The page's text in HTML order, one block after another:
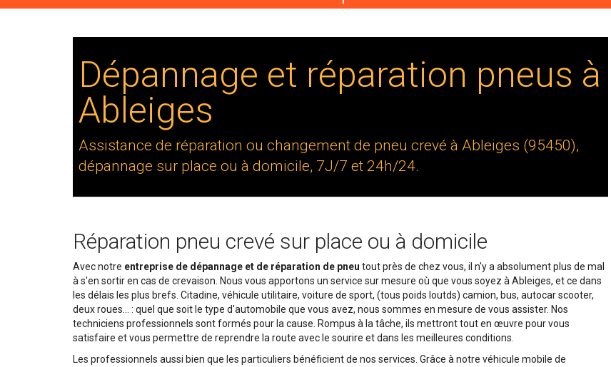
Dépannage et réparation pneus à
Ableiges
Assistance de réparation ou changement de pneu crevé à Ableiges (95450),
dépannage sur place ou à domicile, 7J/7 et 24h/24.
Réparation pneu crevé sur place ou à domicile
Avec notre entreprise de dépannage et de réparation de pneu tout près de chez vous, il n'y a absolument plus de mal
à s'en sortir en cas de crevaison. Nous vous apportons un service sur mesure où que vous soyez à Ableiges, et ce dans
les délais les plus brefs. Citadine, véhicule utilitaire, voiture de sport, (tous poids loutds) camion, bus, autocar scooter,
deux roues… : quel que soit le type d'automobile que vous avez, nous sommes en mesure de vous assister. Nos
techniciens professionnels sont formés pour la cause. Rompus à la tâche, ils mettront tout en œuvre pour vous
satisfaire et vous permettre de reprendre la route avec le sourire et dans les meilleures conditions.
Les professionnels aussi bien que les particuliers bénéficient de nos services. Grâce à notre véhicule mobile de